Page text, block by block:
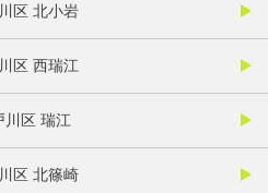
区 北小岩
区 西瑞江
川区 瑞江
区 北篠崎